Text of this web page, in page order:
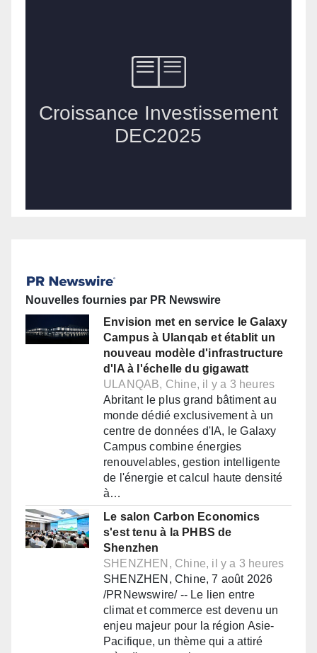
Nouvelles fournies par PR Newswire
Envision met en service le Galaxy
Campus à Ulanqab et établit un
nouveau modèle d'infrastructure
d'IA à l'échelle du gigawatt
ULANQAB, Chine, il y a 3 heures
Abritant le plus grand bâtiment au
monde dédié exclusivement à un
centre de données d'IA, le Galaxy
Campus combine énergies
renouvelables, gestion intelligente
de l'énergie et calcul haute densité
à…
Le salon Carbon Economics
s'est tenu à la PHBS de
Shenzhen
SHENZHEN, Chine, il y a 3 heures
SHENZHEN, Chine, 7 août 2026
/PRNewswire/ -- Le lien entre
climat et commerce est devenu un
enjeu majeur pour la région Asie-
Pacifique, un thème qui a attiré